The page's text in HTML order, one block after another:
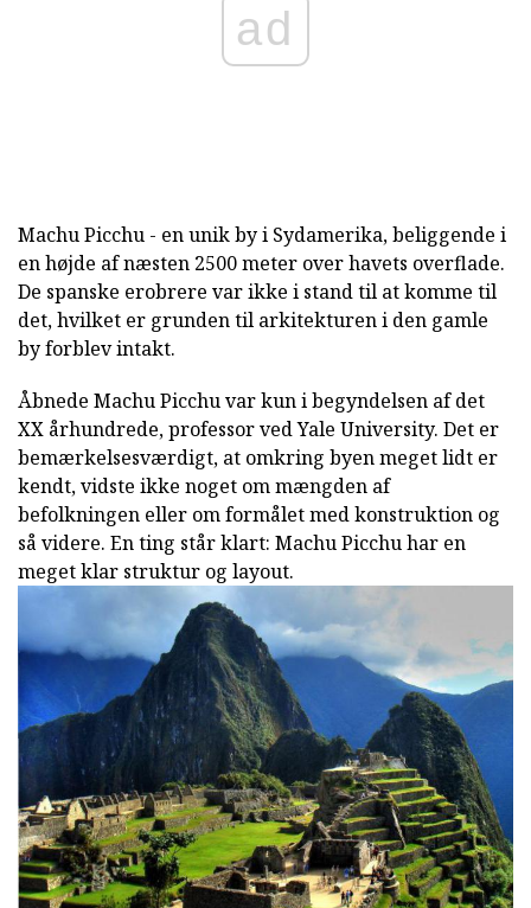
ad
Machu Picchu - en unik by i Sydamerika, beliggende i
en højde af næsten 2500 meter over havets overflade.
De spanske erobrere var ikke i stand til at komme til
det, hvilket er grunden til arkitekturen i den gamle
by forblev intakt.
Åbnede Machu Picchu var kun i begyndelsen af det
XX århundrede, professor ved Yale University. Det er
bemærkelsesværdigt, at omkring byen meget lidt er
kendt, vidste ikke noget om mængden af
befolkningen eller om formålet med konstruktion og
så videre. En ting står klart: Machu Picchu har en
meget klar struktur og layout.